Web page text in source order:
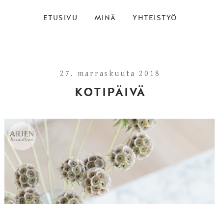
ETUSIVU MINÄ YHTEISTYÖ
27. marraskuuta 2018
KOTIPÄIVÄ